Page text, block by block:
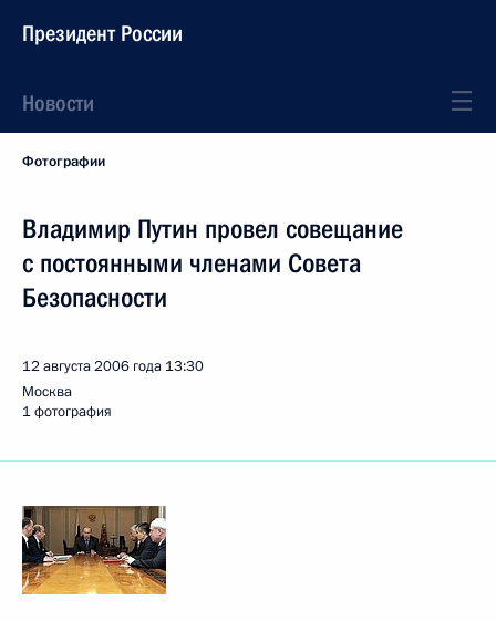
Президент России
Новости
Фотографии
Владимир Путин провел совещание
с постоянными членами Совета
Безопасности
12 августа 2006 года 13:30
Москва
1 фотография